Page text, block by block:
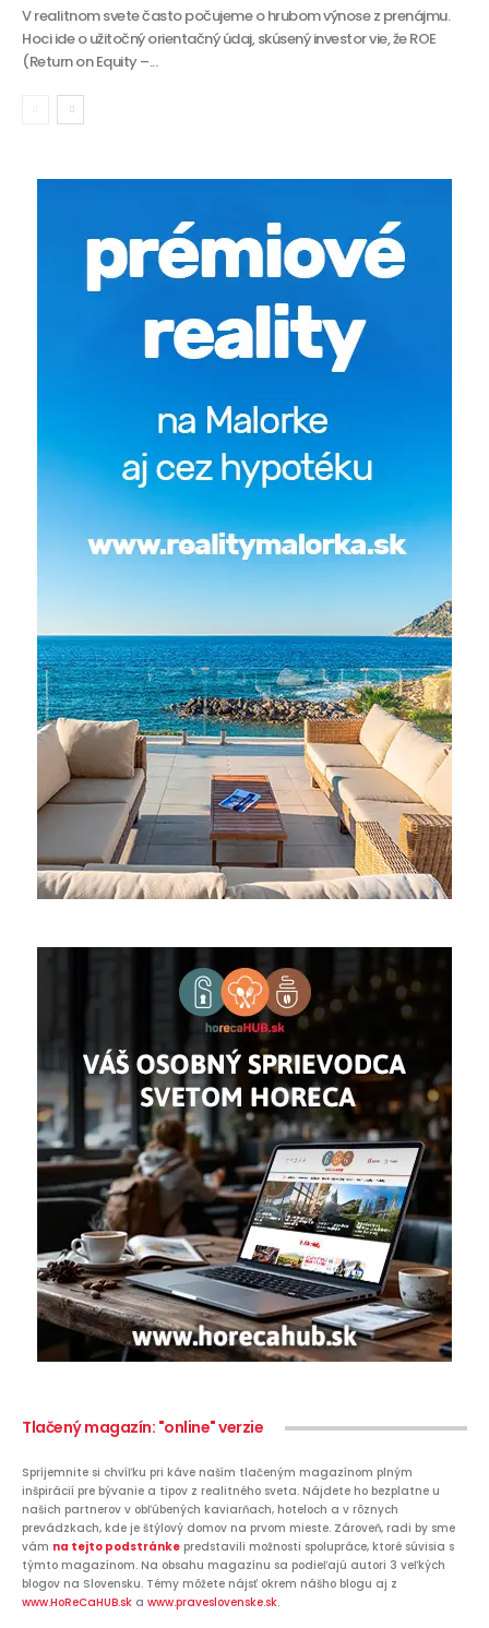
V realitnom svete často počujeme o hrubom výnose z prenájmu.
Hoci ide o užitočný orientačný údaj, skúsený investor vie, že ROE
(Return on Equity –...
Tlačený magazín: "online" verzie
Spríjemnite si chvíľku pri káve naším tlačeným magazínom plným
inšpirácií pre bývanie a tipov z realitného sveta. Nájdete ho bezplatne u
našich partnerov v obľúbených kaviarňach, hoteloch a v rôznych
prevádzkach, kde je štýlový domov na prvom mieste. Zároveň, radi by sme
vám na tejto podstránke predstavili možnosti spolupráce, ktoré súvisia s
týmto magazínom. Na obsahu magazínu sa podieľajú autori 3 veľkých
blogov na Slovensku. Témy môžete nájsť okrem nášho blogu aj z
www.HoReCaHUB.sk a www.praveslovenske.sk.